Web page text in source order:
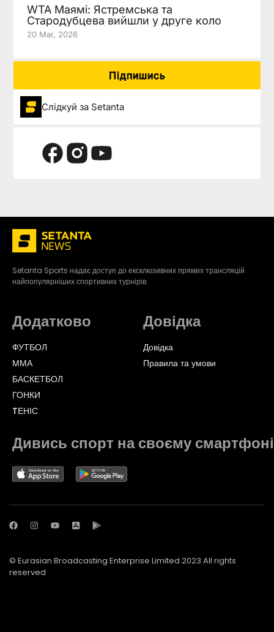
WTA Маямі: Ястремська та
Стародубцева вийшли у друге коло
20 Mar, 2026
Підпишись
Слідкуй за Setanta
Setanta Sports надає доступ до ексклюзивних прямих трансляцій
найпопулярніших спортивних турнірів.
Додатково
ФУТБОЛ
ММА
БАСКЕТБОЛ
ГОНКИ
TЕНІС
Довідка
Довідка
Правила та умови
Дивись спорт на своєму смартфоні
© Eurasian Broadcasting Enterprise Limited 2023 All rights
reserved